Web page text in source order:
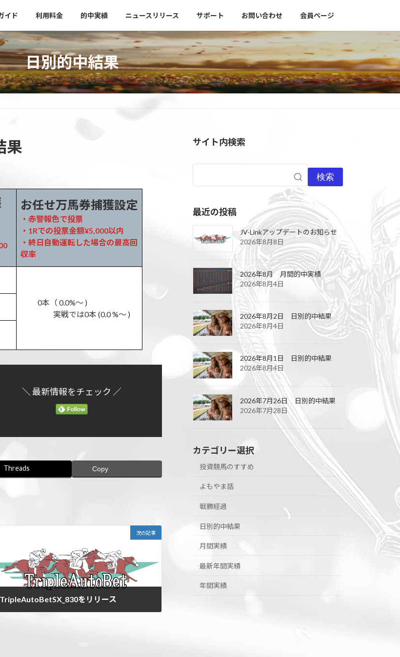
イド 利用料金 的中実績 ニュースリリース サポート お問い合わせ 会員ページ
日別的中結果
果
お任せ万馬券捕獲設定
・赤警報色で投票
・1Rでの投票金額¥5,000以内
・終日自動運転した場合の最高回
収率
0本（ 0.0%～ )
実戦では0本 (0.0 %～ )
＼ 最新情報をチェック ／
Threads Copy
次の記事
TripleAutoBetSX_830をリリース
サイト内検索
検索
最近の投稿
JV-Linkアップデートのお知らせ
2026年8月8日
2026年8月 月間的中実績
2026年8月4日
2026年8月2日 日別的中結果
2026年8月4日
2026年8月1日 日別的中結果
2026年8月4日
2026年7月26日 日別的中結果
2026年7月28日
カテゴリー選択
投資競馬のすすめ
よもやま話
戦勝経過
日別的中結果
月間実績
最新年間実績
年間実績